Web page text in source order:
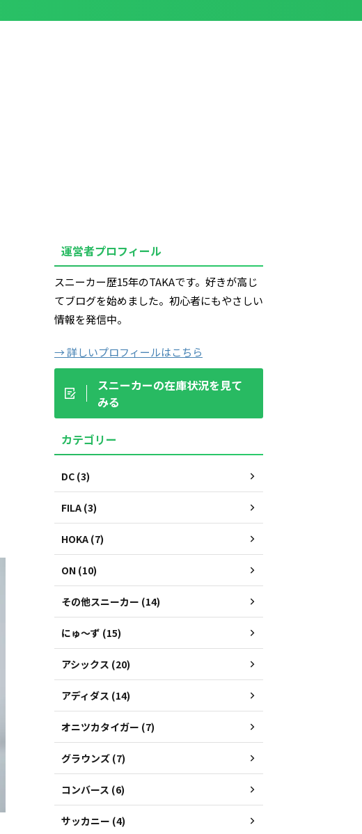
運営者プロフィール
スニーカー歴15年のTAKAです。好きが高じ
てブログを始めました。初心者にもやさしい
情報を発信中。
→ 詳しいプロフィールはこちら
スニーカーの在庫状況を見て
みる
カテゴリー
DC (3)
FILA (3)
HOKA (7)
ON (10)
その他スニーカー (14)
にゅ～ず (15)
アシックス (20)
アディダス (14)
オニツカタイガー (7)
グラウンズ (7)
コンバース (6)
サッカニー (4)